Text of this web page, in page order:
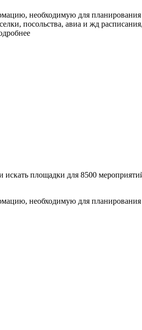
необходимую для
посольства, авиа и жд
искать площадки для 8500
необходимую для